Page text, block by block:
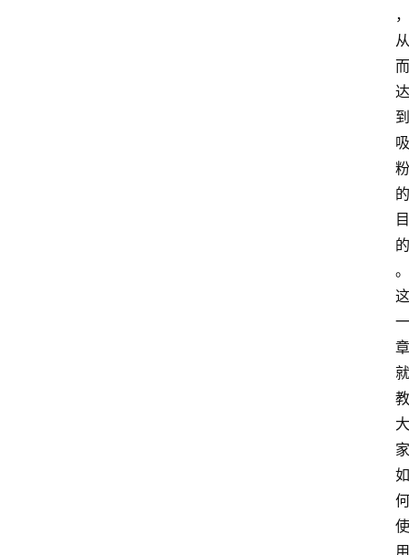
，
从
而
达
到
吸
粉
的
目
的
。
这
一
章
就
教
大
家
如
何
使
用